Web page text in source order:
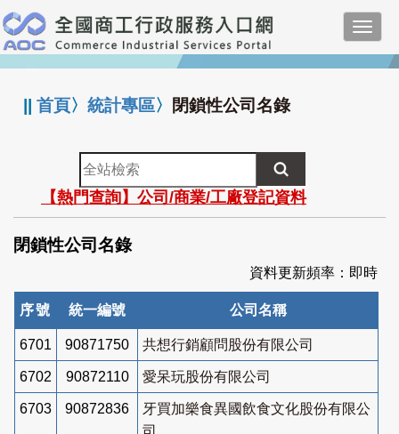
跳
到
主
要
:::
||首頁〉統計專區〉 閉鎖性公司名錄
全
站
檢
索
【熱門查詢】公司/商業/工廠登記資料
閉鎖性公司名錄
資料更新頻率：即時
序號 統一編號 公司名稱
6701 90871750 共想行銷顧問股份有限公司
6702 90872110 愛呆玩股份有限公司
6703 90872836
牙買加樂食異國飲食文化股份有限公
司